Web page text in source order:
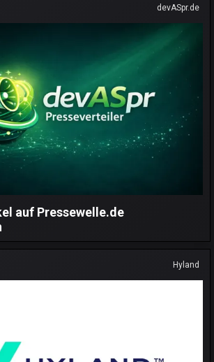
devASpr.de
auf Pressewelle.de
Hyland